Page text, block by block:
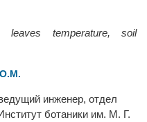
leaves temperature, soil
инженер, отдел
ботаники им. М. Г.